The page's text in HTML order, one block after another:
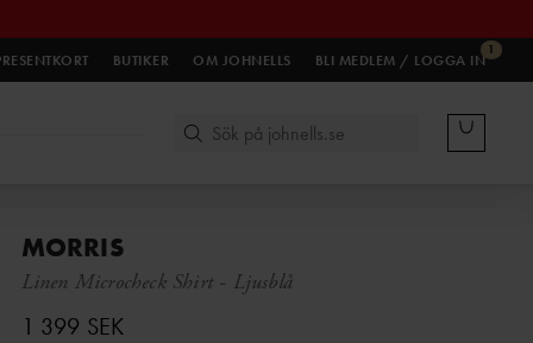
BUTIKER OM JOHNELLS
1
BLI MEDLEM / LOGGA IN
MORRIS
Linen Microcheck Shirt - Ljusblå
1 399 SEK